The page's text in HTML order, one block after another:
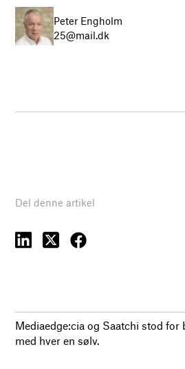
Peter Engholm
25@mail.dk
Del denne artikel
Mediaedge:cia og Saatchi stod for
med hver en sølv.